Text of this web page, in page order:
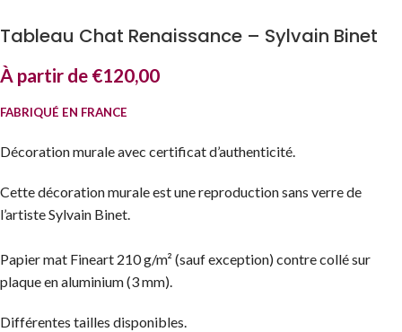
Tableau Chat Renaissance – Sylvain Binet
À partir de €120,00
FABRIQUÉ EN FRANCE
Décoration murale avec certificat d’authenticité.
Cette décoration murale est une reproduction sans verre de
l’artiste Sylvain Binet.
Papier mat Fineart 210 g/m² (sauf exception) contre collé sur
plaque en aluminium (3 mm).
Différentes tailles disponibles.